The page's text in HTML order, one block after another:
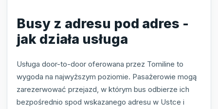
Busy z adresu pod adres -
jak działa usługa
Usługa door-to-door oferowana przez Tomiline to
wygoda na najwyższym poziomie. Pasażerowie mogą
zarezerwować przejazd, w którym bus odbierze ich
bezpośrednio spod wskazanego adresu w Ustce i